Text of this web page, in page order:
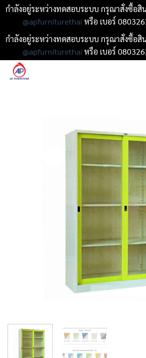
กำลังอยู่ระหว่างทดสอบระบบ กรุณาสั่งซื้อสิ
@apfurniturethai หรือ เบอร์
กำลังอยู่ระหว่างทดสอบระบบ กรุณาสั่งซื้อสิ
@apfurniturethai หรือ เบอร์
ข้าม